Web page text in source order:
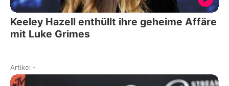
Keeley Hazell enthüllt ihre geheime Affäre
mit Luke Grimes
Artikel -